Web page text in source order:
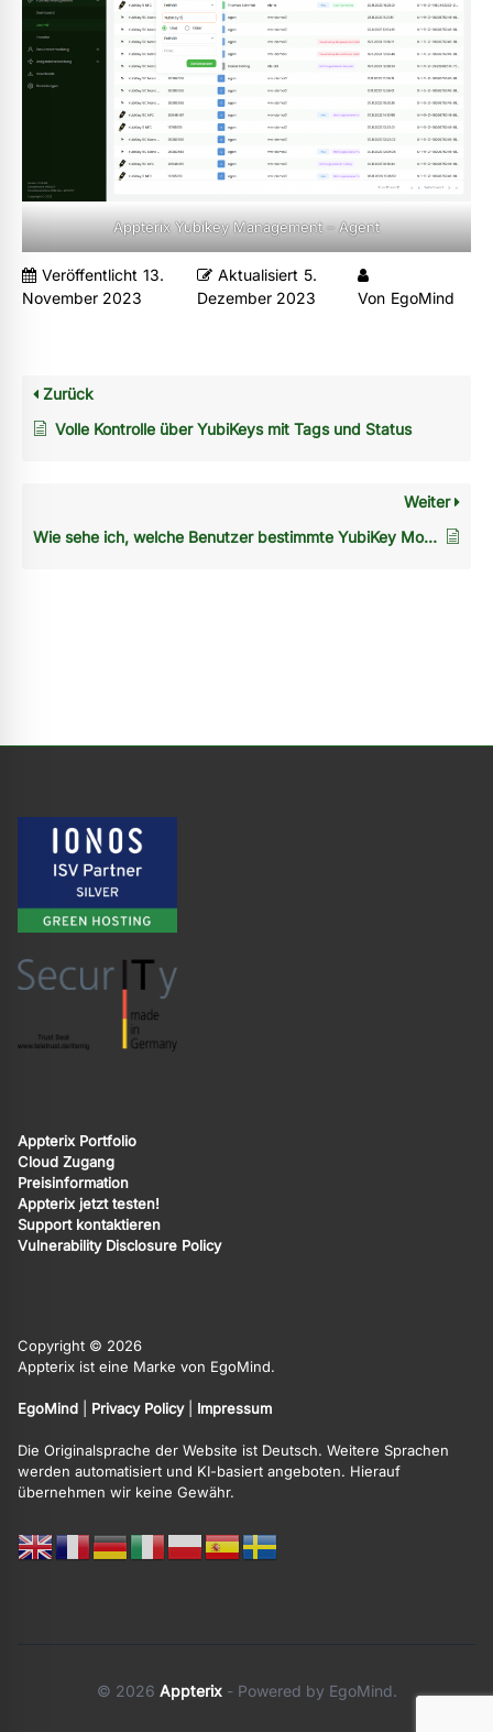
Appterix Yubikey Management – Agent
Veröffentlicht 13.
November 2023
Aktualisiert 5.
Dezember 2023
Von EgoMind
Zurück
Volle Kontrolle über YubiKeys mit Tags und Status
Weiter
Wie sehe ich, welche Benutzer bestimmte YubiKey Modelle im Unternehmen verwenden?
Appterix Portfolio
Cloud Zugang
Preisinformation
Appterix jetzt testen!
Support kontaktieren
Vulnerability Disclosure Policy
Copyright © 2026
Appterix ist eine Marke von EgoMind.
EgoMind Privacy Policy Impressum
Die Originalsprache der Website ist Deutsch. Weitere Sprachen
werden automatisiert und KI-basiert angeboten. Hierauf
übernehmen wir keine Gewähr.
© 2026 Appterix- Powered by EgoMind.